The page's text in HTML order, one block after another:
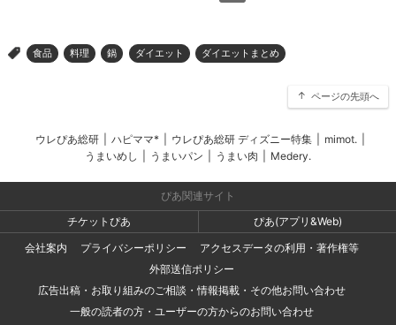
> 食品 料理 鍋 ダイエット ダイエットまとめ
ページの先頭へ
ウレぴあ総研 ハピママ* ウレぴあ総研 ディズニー特集 mimot.
うまいめし
うまいパン うまい肉 Medery.
ぴあ関連サイト
チケットぴあ
ぴあ(アプリ&Web)
会社案内
プライバシーポリシー
アクセスデータの利用・著作権等
外部送信ポリシー
広告出稿・お取り組みのご相談・情報掲載・その他お問い合わせ
一般の読者の方・ユーザーの方からのお問い合わせ